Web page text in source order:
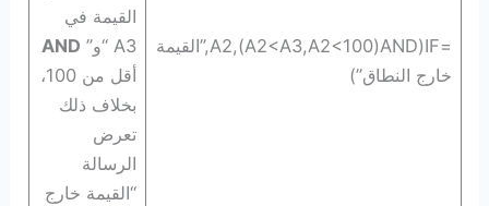
=IF‏(AND‏(A2<A3,A2<100),A2,”القيمة
خارج النطاق”)
القيمة في
A3 “و”
AND
أقل من 100،
بخلاف ذلك
تعرض
الرسالة
“القيمة خارج